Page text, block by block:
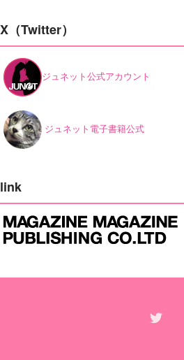
X（Twitter）
ジュネット公式アカウント
ジュネット電子書籍公式
link